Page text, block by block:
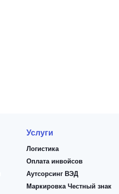
Услуги
Логистика
Оплата инвойсов
Аутсорсинг ВЭД
Маркировка Честный знак